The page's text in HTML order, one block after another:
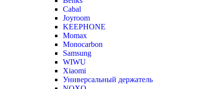
Cabal
Joyroom
KEEPHONE
Momax
Monocarbon
Samsung
WIWU
Xiaomi
Универсальный держатель